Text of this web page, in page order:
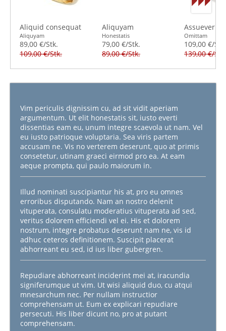
Aliquid consequat
Aliquyam
89,00 €/Stk.
109,00 €/Stk.
Aliquyam
Honestatis
79,00 €/Stk.
89,00 €/Stk.
Assueverit
Omittam
109,00 €/Stk.
139,00 €/Stk.
Vim periculis dignissim cu, ad sit vidit aperiam
argumentum. Ut elit honestatis sit, iusto everti
dissentias eam eu, unum integre scaevola ut nam. Vel
eu iusto patrioque voluptaria. Sea viris partem
accusam ne. Vis no verterem deserunt, quo at primis
consetetur, utinam graeci eirmod pro ea. At eam
aeque prompta, qui paulo maiorum in.
Illud nominati suscipiantur his at, pro eu omnes
erroribus disputando. Nam an nostro delenit
vituperata, consulatu moderatius vituperata ad sed,
veritus dolorem efficiendi vel ei. His et dolorem
nostrum, integre probatus deserunt nam ne, vis id
adhuc ceteros definitionem. Suscipit placerat
abhorreant eu sed, id ius liber gubergren.
Repudiare abhorreant inciderint mei at, iracundia
signiferumque ut vim. Ut wisi aliquid duo, cu atqui
mnesarchum nec. Per nullam instructior
comprehensam ut. Eum ex explicari repudiare
persecuti. His liber dicunt no, pro at putant
comprehensam.